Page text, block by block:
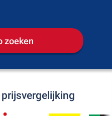
zoeken